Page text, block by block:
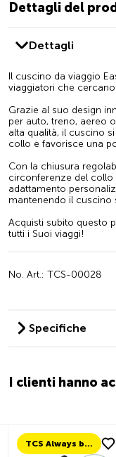
Dettagli del
Dettagli
Il cuscino da viaggio
viaggiatori che
Grazie al suo design
per auto, treno, aereo
alta qualità, il cuscino
collo e favorisce una
Con la chiusura
circonferenze del collo
adattamento
mantenendo il cuscino
Acquisti subito questo
tutti i Suoi viaggi!
No. Art.: TCS-00028
Specifiche
I clienti hanno
TCS Always by my side